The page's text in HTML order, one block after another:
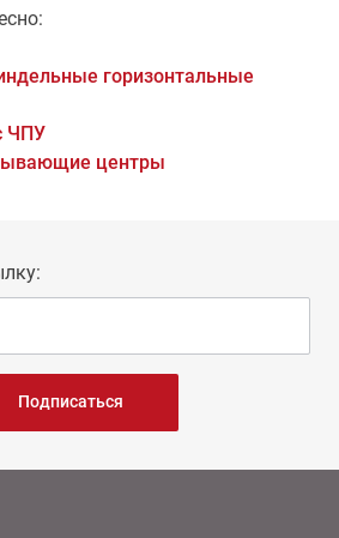
горизонтальные
ЧПУ
центры
Подписаться